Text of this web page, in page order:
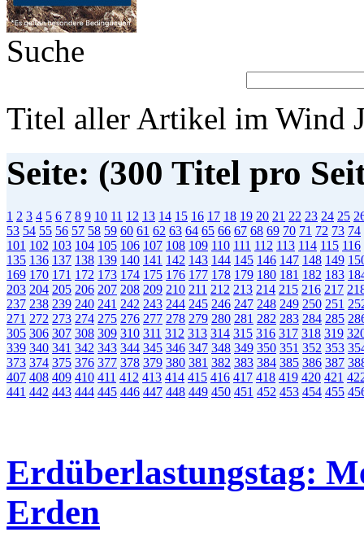
Suche
Titel aller Artikel im Wind
Seite: (300 Titel pro
1 2 3 4 5 6 7 8 9 10 11 12 13 14 15 16 17 18 19 20 21 22 23 24 25
53 54 55 56 57 58 59 60 61 62 63 64 65 66 67 68 69 70 71 72 73 74
101 102 103 104 105 106 107 108 109 110 111 112 113 114 115 116
135 136 137 138 139 140 141 142 143 144 145 146 147 148 149
169 170 171 172 173 174 175 176 177 178 179 180 181 182 183
203 204 205 206 207 208 209 210 211 212 213 214 215 216 217
237 238 239 240 241 242 243 244 245 246 247 248 249 250 251
271 272 273 274 275 276 277 278 279 280 281 282 283 284 285
305 306 307 308 309 310 311 312 313 314 315 316 317 318 319
339 340 341 342 343 344 345 346 347 348 349 350 351 352 353
373 374 375 376 377 378 379 380 381 382 383 384 385 386 387
407 408 409 410 411 412 413 414 415 416 417 418 419 420 421
441 442 443 444 445 446 447 448 449 450 451 452 453 454 455
Erdüberlastungstag:
Erden